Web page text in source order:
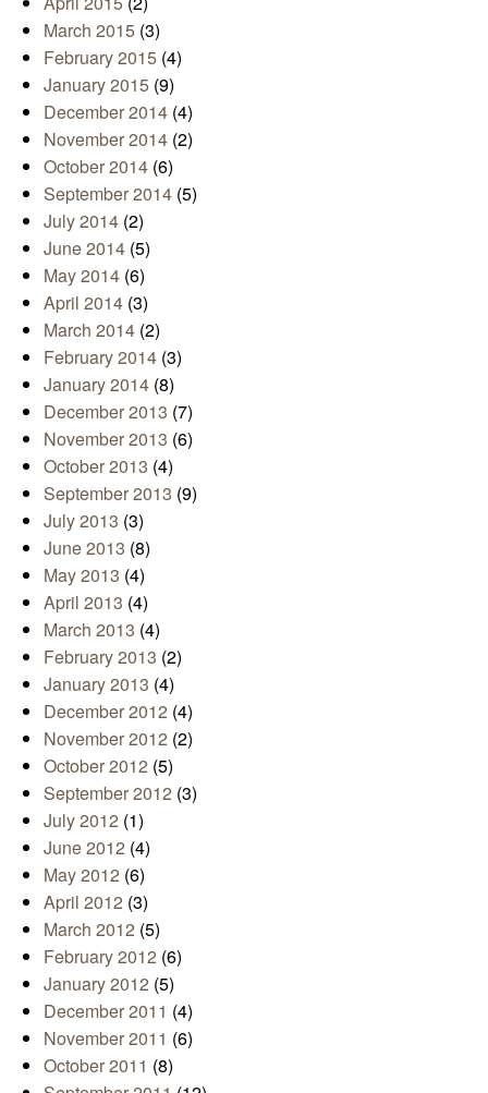
March 2015 (3)
February 2015 (4)
January 2015 (9)
December 2014 (4)
November 2014 (2)
October 2014 (6)
September 2014 (5)
July 2014 (2)
June 2014 (5)
May 2014 (6)
April 2014 (3)
March 2014 (2)
February 2014 (3)
January 2014 (8)
December 2013 (7)
November 2013 (6)
October 2013 (4)
September 2013 (9)
July 2013 (3)
June 2013 (8)
May 2013 (4)
April 2013 (4)
March 2013 (4)
February 2013 (2)
January 2013 (4)
December 2012 (4)
November 2012 (2)
October 2012 (5)
September 2012 (3)
July 2012 (1)
June 2012 (4)
May 2012 (6)
April 2012 (3)
March 2012 (5)
February 2012 (6)
January 2012 (5)
December 2011 (4)
November 2011 (6)
October 2011 (8)